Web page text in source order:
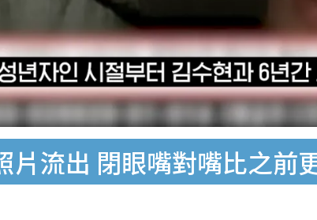
片流出 閉眼嘴對嘴比之前